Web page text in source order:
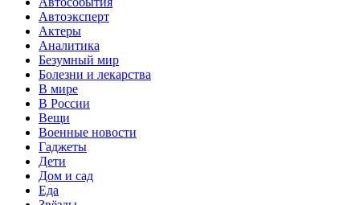
Автоэксперт
Актеры
Аналитика
Безумный мир
Болезни и лекарства
В мире
В России
Вещи
Военные новости
Гаджеты
Дети
Дом и сад
Еда